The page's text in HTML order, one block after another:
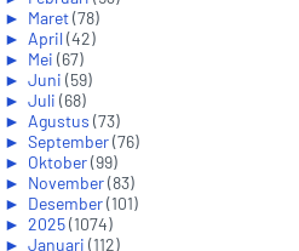
► Maret(78)
► April(42)
► Mei (67)
► Juni (59)
► Juli (68)
► Agustus (73)
► September(76)
► Oktober(99)
► November(83)
► Desember(101)
► 2025(1074)
► Januari (112)